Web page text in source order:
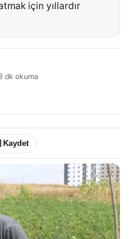
için yıllardır
dk okuma
Kaydet